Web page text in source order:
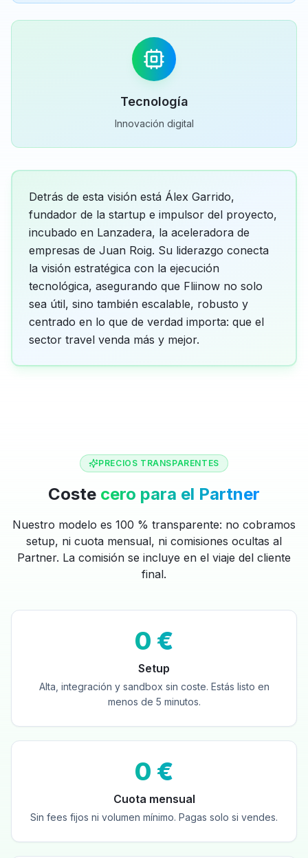
Tecnología
Innovación digital
Detrás de esta visión está Álex Garrido,
fundador de la startup e impulsor del proyecto,
incubado en Lanzadera, la aceleradora de
empresas de Juan Roig. Su liderazgo conecta
la visión estratégica con la ejecución
tecnológica, asegurando que Fliinow no solo
sea útil, sino también escalable, robusto y
centrado en lo que de verdad importa: que el
sector travel venda más y mejor.
PRECIOS TRANSPARENTES
Coste cero para el Partner
Nuestro modelo es 100 % transparente: no cobramos
setup, ni cuota mensual, ni comisiones ocultas al
Partner. La comisión se incluye en el viaje del cliente
final.
0 €
Setup
Alta, integración y sandbox sin coste. Estás listo en
menos de 5 minutos.
0 €
Cuota mensual
Sin fees fijos ni volumen mínimo. Pagas solo si vendes.